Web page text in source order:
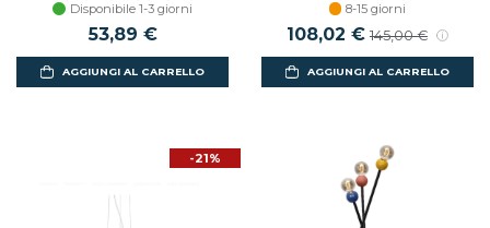
Disponibile 1-3 giorni
53,89 €
AGGIUNGI AL CARRELLO
8-15 giorni
108,02 € 145,00 €
AGGIUNGI AL CARRELLO
-21%